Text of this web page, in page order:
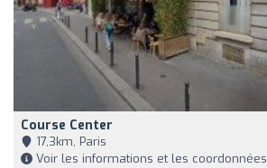
Course Center
17,3km, Paris
Voir les informations et les coordonnées